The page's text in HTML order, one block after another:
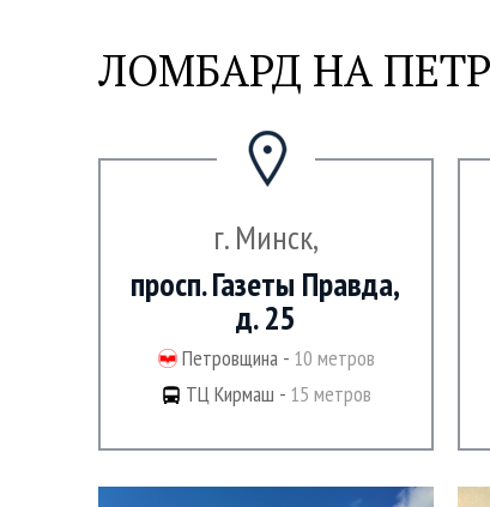
ЛОМБАРД НА
г. Минск,
просп. Газеты Правда,
д. 25
Петровщина - 10 метров
ТЦ Кирмаш - 15 метров